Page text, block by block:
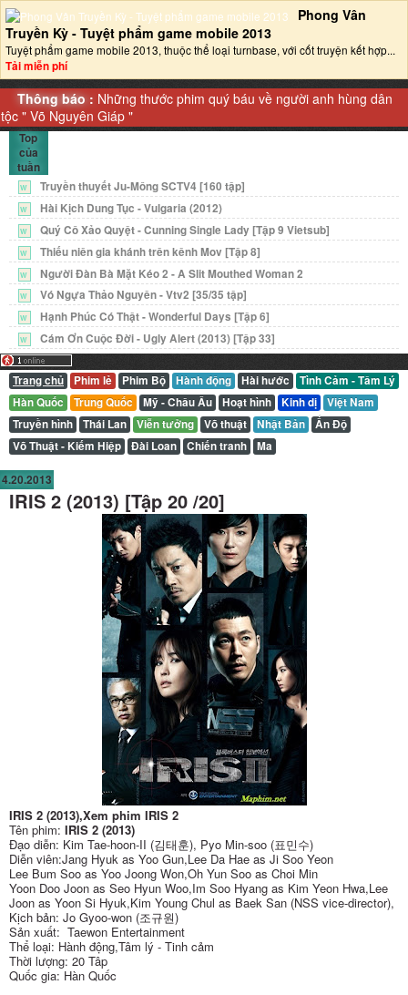
Phong Vân
Truyền Kỳ - Tuyệt phẩm game mobile 2013‎
Tuyệt phẩm game mobile 2013, thuộc thể loại turnbase, với cốt truyện kết hợp...
Tải miễn phí
Thông báo : Những thước phim quý báu về người anh hùng dân
tộc "Võ Nguyên Giáp "
Top
của
tuần
W Truyền thuyết Ju-Mông SCTV4 [160 tập]
W Hài Kịch Dung Tục - Vulgaria (2012)
W Quý Cô Xảo Quyệt - Cunning Single Lady [Tập 9 Vietsub]
W Thiếu niên gia khánh trên kênh Mov [Tập 8]
W Người Đàn Bà Mặt Kéo 2 - A Slit Mouthed Woman 2
W Vó Ngựa Thảo Nguyên - Vtv2 [35/35 tập]
W Hạnh Phúc Có Thật - Wonderful Days [Tập 6]
W Cám Ơn Cuộc Đời - Ugly Alert (2013) [Tập 33]
Trang chủ Phim lẻ Phim Bộ Hành động Hài hước
Tình Cảm - Tâm Lý
Hàn Quốc
Trung Quốc Mỹ - Châu Âu Hoạt hình Kinh dị
Việt Nam
Truyền hình
Thái Lan Viễn tưởng Võ thuật Nhật Bản
Ấn Độ
Võ Thuật - Kiếm Hiệp
Đài Loan Chiến tranh Ma
4.20.2013
IRIS 2 (2013) [Tập 20 /20]
IRIS 2 (2013),Xem phim IRIS 2
Tên phim: IRIS 2 (2013)
Đạo diễn: Kim Tae-hoon-II (김태훈), Pyo Min-soo (표민수)
Diễn viên:Jang Hyuk as Yoo Gun,Lee Da Hae as Ji Soo Yeon
Lee Bum Soo as Yoo Joong Won,Oh Yun Soo as Choi Min
Yoon Doo Joon as Seo Hyun Woo,Im Soo Hyang as Kim Yeon Hwa,Lee
Joon as Yoon Si Hyuk,Kim Young Chul as Baek San (NSS vice-director),
Kịch bản: Jo Gyoo-won (조규원)
Sản xuất: Taewon Entertainment
Thể loại: Hành động,Tâm lý - Tinh cảm
Thời lượng: 20 Tâp
Quốc gia: Hàn Quốc